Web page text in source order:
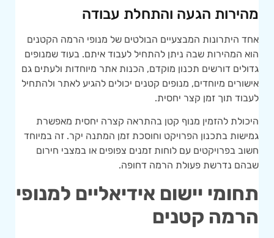
מהירות הגעה והתחלת עבודה
אחד היתרונות המבצעיים הבולטים של מנופי הרמה הקטנים
הוא המהירות שבה ניתן להתחיל לעבוד איתם. בעוד שמנופים
גדולים דורשים תכנון מוקדם, הכנות אתר מיוחדות ולעתים גם
אישורים מיוחדים, מנופים קטנים יכולים להגיע לאתר ולהתחיל
לעבוד תוך זמן קצר יחסית.
היכולת להזמין מנוף קטן בהתראה קצרה יחסית מאפשרת
גמישות בתכנון הפרויקט וחוסכת זמן המתנה יקר. זה במיוחד
חשוב בפרויקטים עם לוחות זמנים צפופים או במצבי חירום
שבהם נדרשת פעולת הרמה דחופה.
תחומי יישום אידיאליים למנופי
הרמה קטנים